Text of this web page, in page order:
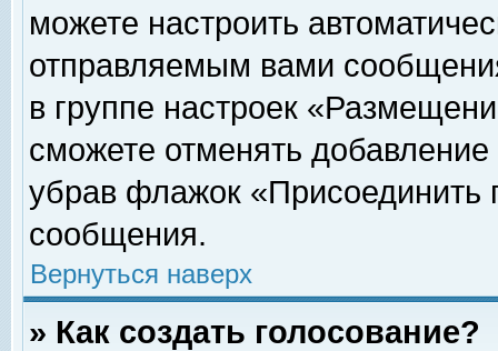
можете настроить
отправляемым вами
в группе настроек
сможете отменять
убрав флажок «Присоединить
сообщения.
Вернуться наверх
» Как создать голосование?